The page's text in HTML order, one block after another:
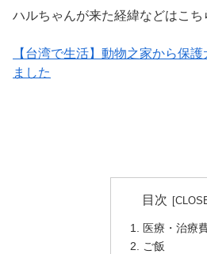
ハルちゃんが来た経緯などはこち
【台湾で生活】動物之家から保
ました
目次
医療・治療
ご飯